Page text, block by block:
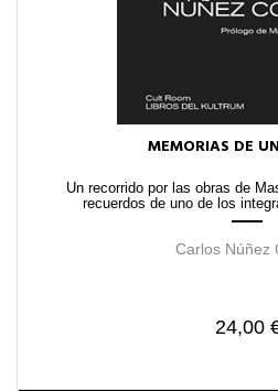
MEMORIAS DE
Un recorrido por las obras de
recuerdos de uno de los
Carlos Núñez
24,00